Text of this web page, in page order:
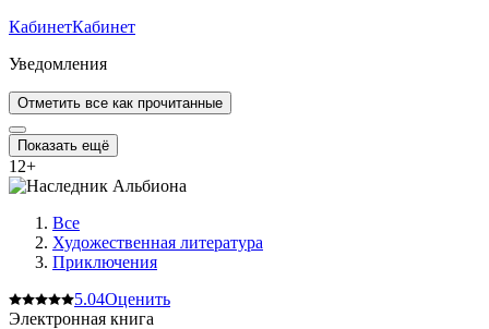
КабинетКабинет
Уведомления
Отметить все как прочитанные
Показать ещё
12+
Все
Художественная литература
Приключения
5.04Оценить
Электронная книга